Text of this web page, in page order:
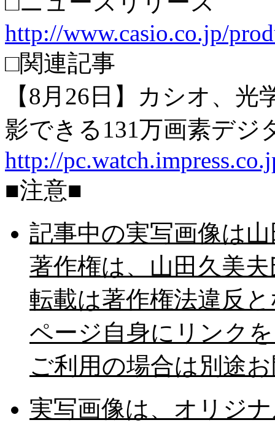
http://www.casio.co.jp/
□関連記事
【8月26日】カシオ、
影できる131万画素デジ
http://
■注意■
記事中の実写画像は
著作権は、山田久美
転載は著作権法違反
ページ自身にリンク
ご利用の場合は別途
実写画像は、オリジ